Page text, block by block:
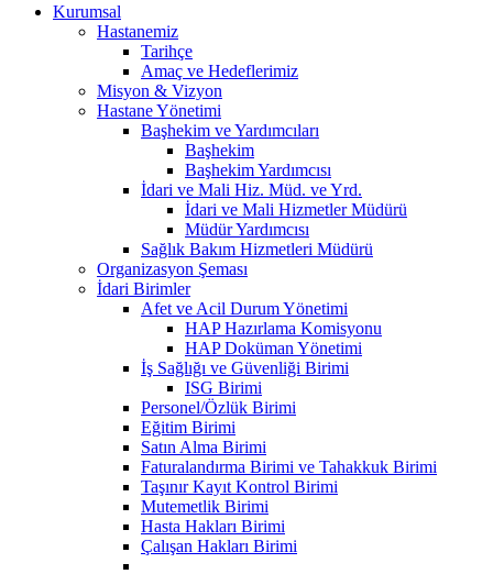
Kurumsal
Hastanemiz
Tarihçe
Amaç ve Hedeflerimiz
Misyon & Vizyon
Hastane Yönetimi
Başhekim ve Yardımcıları
Başhekim
Başhekim Yardımcısı
İdari ve Mali Hiz. Müd. ve Yrd.
İdari ve Mali Hizmetler Müdürü
Müdür Yardımcısı
Sağlık Bakım Hizmetleri Müdürü
Organizasyon Şeması
İdari Birimler
Afet ve Acil Durum Yönetimi
HAP Hazırlama Komisyonu
HAP Doküman Yönetimi
İş Sağlığı ve Güvenliği Birimi
ISG Birimi
Personel/Özlük Birimi
Eğitim Birimi
Satın Alma Birimi
Faturalandırma Birimi ve Tahakkuk Birimi
Taşınır Kayıt Kontrol Birimi
Mutemetlik Birimi
Hasta Hakları Birimi
Çalışan Hakları Birimi